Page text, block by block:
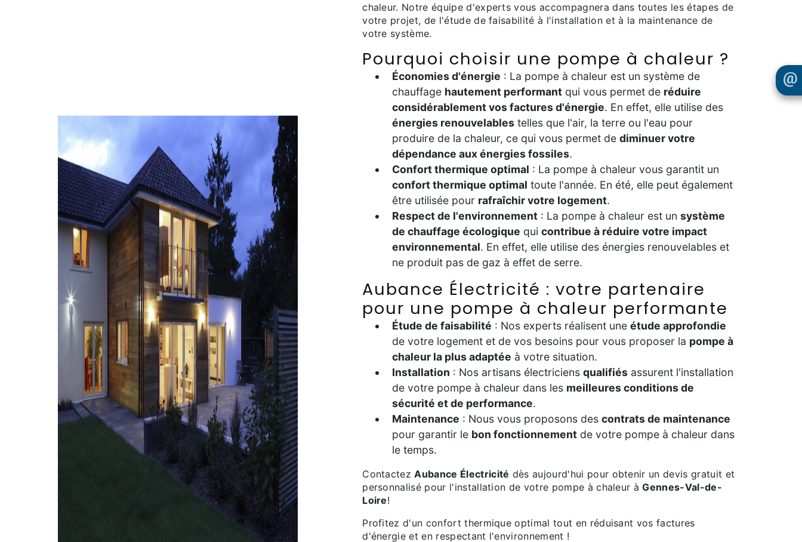
chaleur. Notre équipe d'experts vous accompagnera dans toutes les étapes de
votre projet, de l'étude de faisabilité à l'installation et à la maintenance de
votre système.
Pourquoi choisir une pompe à chaleur ?
Économies d'énergie : La pompe à chaleur est un système de
chauffage hautement performant qui vous permet de réduire
considérablement vos factures d'énergie. En effet, elle utilise des
énergies renouvelables telles que l'air, la terre ou l'eau pour
produire de la chaleur, ce qui vous permet dediminuer votre
dépendance aux énergies fossiles.
Confort thermique optimal : La pompe à chaleur vous garantit un
confort thermique optimal toute l'année. En été, elle peut également
être utilisée pour rafraîchir votre logement.
Respect de l'environnement : La pompe à chaleur est unsystème
de chauffage écologique quicontribue à réduire votre impact
environnemental. En effet, elle utilise des énergies renouvelables et
ne produit pas de gaz à effet de serre.
Aubance Électricité : votre partenaire
pour une pompe à chaleur performante
Étude de faisabilité : Nos experts réalisent uneétude approfondie
de votre logement et de vos besoins pour vous proposer la pompe à
chaleur la plus adaptée à votre situation.
Installation : Nos artisans électriciensqualifiés assurent l'installation
de votre pompe à chaleur dans les meilleures conditions de
sécurité et de performance.
Maintenance : Nous vous proposons descontrats de maintenance
pour garantir le bon fonctionnement de votre pompe à chaleur dans
le temps.
ContactezAubance Électricité dès aujourd'hui pour obtenir un devis gratuit et
personnalisé pour l'installation de votre pompe à chaleur àGennes-Val-de-
Loire!
Profitez d'un confort thermique optimal tout en réduisant vos factures
d'énergie et en respectant l'environnement !